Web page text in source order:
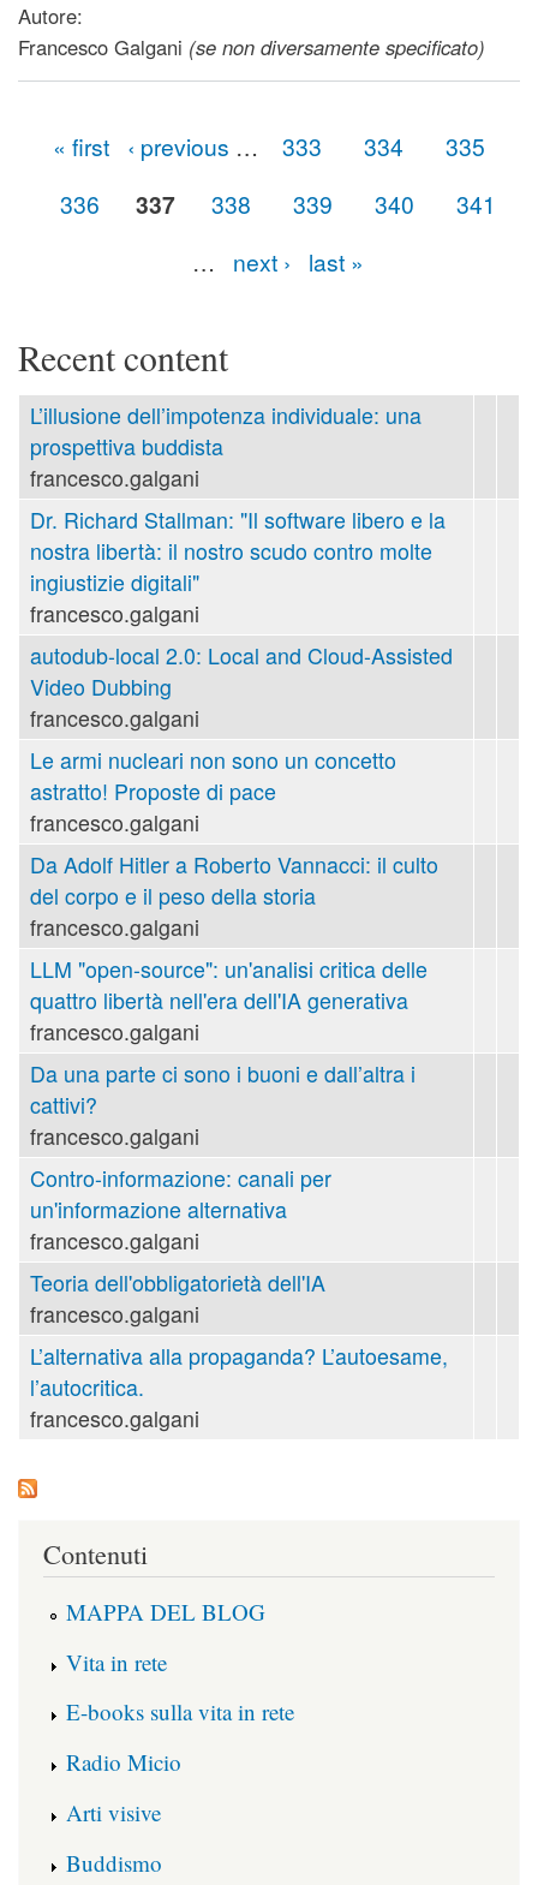
Autore:
Francesco Galgani (se non diversamente specificato)
« first ‹ previous … 333 334
335
336
337 338 339 340
341
…
next › last »
Recent content
L’illusione dell’impotenza individuale: una
prospettiva buddista
francesco.galgani
Dr. Richard Stallman: "Il software libero e la
nostra libertà: il nostro scudo contro molte
ingiustizie digitali"
francesco.galgani
autodub-local 2.0: Local and Cloud-Assisted
Video Dubbing
francesco.galgani
Le armi nucleari non sono un concetto
astratto! Proposte di pace
francesco.galgani
Da Adolf Hitler a Roberto Vannacci: il culto
del corpo e il peso della storia
francesco.galgani
LLM "open-source": un'analisi critica delle
quattro libertà nell'era dell'IA generativa
francesco.galgani
Da una parte ci sono i buoni e dall’altra i
cattivi?
francesco.galgani
Contro-informazione: canali per
un'informazione alternativa
francesco.galgani
Teoria dell'obbligatorietà dell'IA
francesco.galgani
L’alternativa alla propaganda? L’autoesame,
l’autocritica.
francesco.galgani
Contenuti
MAPPA DEL BLOG
Vita in rete
E-books sulla vita in rete
Radio Micio
Arti visive
Buddismo